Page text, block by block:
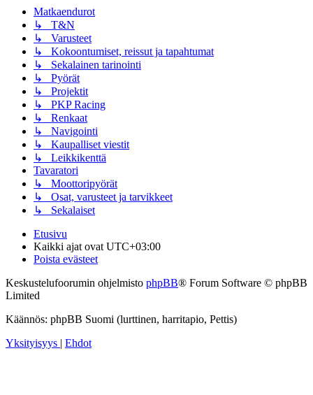
Matkaendurot
↳ T&N
↳ Varusteet
↳ Kokoontumiset, reissut ja tapahtumat
↳ Sekalainen tarinointi
↳ Pyörät
↳ Projektit
↳ PKP Racing
↳ Renkaat
↳ Navigointi
↳ Kaupalliset viestit
↳ Leikkikenttä
Tavaratori
↳ Moottoripyörät
↳ Osat, varusteet ja tarvikkeet
↳ Sekalaiset
Etusivu
Kaikki ajat ovat UTC+03:00
Poista evästeet
Keskustelufoorumin ohjelmisto phpBB® Forum Software © phpBB
Limited
Käännös: phpBB Suomi (lurttinen, harritapio, Pettis)
Yksityisyys | Ehdot